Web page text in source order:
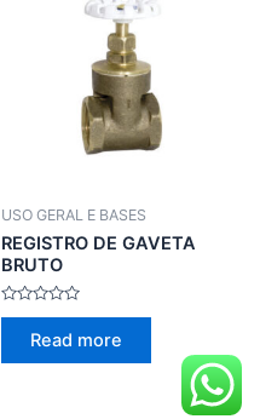
USO GERAL E BASES
REGISTRO DE GAVETA
BRUTO
Rated
Read more